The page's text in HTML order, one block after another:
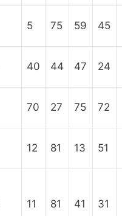
5 75 59 45
40 44 47 24
70 27 75 72
12 81 13 51
11 81 41 31